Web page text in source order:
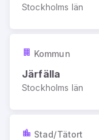
Stockholms län
Kommun
Järfälla
Stockholms län
Stad/Tätort